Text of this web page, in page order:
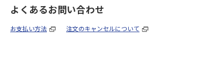
よくあるお問い合わせ
お支払い方法 注文のキャンセルについて